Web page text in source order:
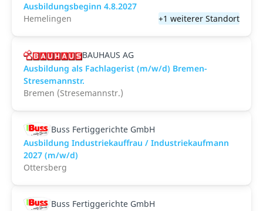
Ausbildungsbeginn 4.8.2027
Hemelingen
+1 weiterer Standort
BAUHAUS AG
Ausbildung als Fachlagerist (m/w/d) Bremen-
Stresemannstr.
Bremen (Stresemannstr.)
Buss Fertiggerichte GmbH
Ausbildung Industriekauffrau / Industriekaufmann
2027 (m/w/d)
Ottersberg
Buss Fertiggerichte GmbH